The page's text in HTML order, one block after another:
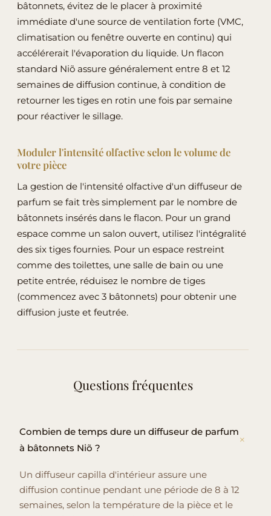
bâtonnets, évitez de le placer à proximité
immédiate d'une source de ventilation forte (VMC,
climatisation ou fenêtre ouverte en continu) qui
accélérerait l'évaporation du liquide. Un flacon
standard Niõ assure généralement entre 8 et 12
semaines de diffusion continue, à condition de
retourner les tiges en rotin une fois par semaine
pour réactiver le sillage.
Moduler l'intensité olfactive selon le volume de
votre pièce
La gestion de l'intensité olfactive d'un diffuseur de
parfum se fait très simplement par le nombre de
bâtonnets insérés dans le flacon. Pour un grand
espace comme un salon ouvert, utilisez l'intégralité
des six tiges fournies. Pour un espace restreint
comme des toilettes, une salle de bain ou une
petite entrée, réduisez le nombre de tiges
(commencez avec 3 bâtonnets) pour obtenir une
diffusion juste et feutrée.
Questions fréquentes
Combien de temps dure un diffuseur de parfum
à bâtonnets Niõ ?
Un diffuseur capilla d'intérieur assure une
diffusion continue pendant une période de 8 à 12
semaines, selon la température de la pièce et le